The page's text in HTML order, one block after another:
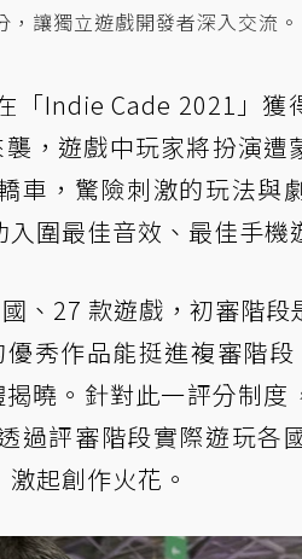
讓獨立遊戲開發者深入交流。
Indie Cade 2021」獲
，遊戲中玩家將扮演遭
車，驚險刺激的玩法與
圍最佳音效、最佳手機
、27 款遊戲，初審階
秀作品能挺進複審階
曉。針對此一評分制度
過評審階段實際遊玩各
起創作火花。